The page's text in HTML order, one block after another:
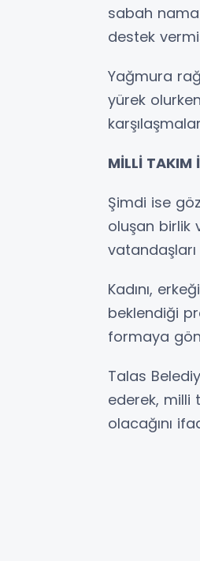
sabah
destek
Yağmura
yürek
MİLLİ TAKIM
Şimdi ise
oluşan birlik
Kadını,
beklendiği
formaya
Talas
ederek, milli
olacağını